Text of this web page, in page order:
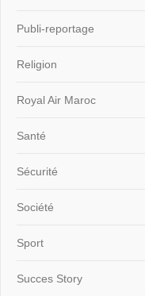
Publi-reportage
Religion
Royal Air Maroc
Santé
Sécurité
Société
Sport
Succes Story